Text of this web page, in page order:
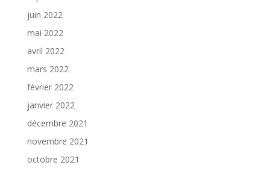
juin 2022
mai 2022
avril 2022
mars 2022
février 2022
janvier 2022
décembre 2021
novembre 2021
octobre 2021